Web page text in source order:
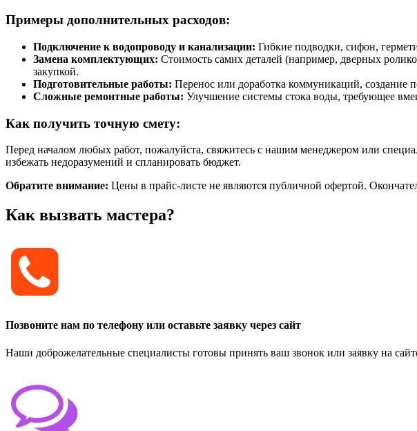
Примеры дополнительных расходов:
Подключение к водопроводу и канализации: Гибкие подводки, сифон,
Замена комплектующих: Стоимость самих деталей (например, дверных
закупкой.
Подготовительные работы: Перенос или доработка коммуникаций, создание
Сложные ремонтные работы: Улучшение системы стока воды, требующее
Как получить точную смету:
Перед началом любых работ, пожалуйста, свяжитесь с нашим менеджером или
избежать недоразумений и спланировать бюджет.
Обратите внимание: Цены в прайс-листе не являются публичной офертой.
Как вызвать мастера?
Позвоните нам по телефону или оставьте заявку через сайт
Наши доброжелательные специалисты готовы принять ваш звонок или заявку на